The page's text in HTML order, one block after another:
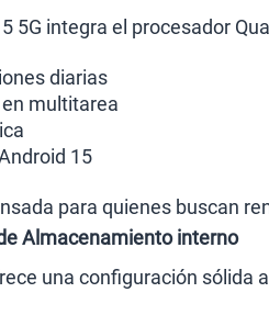
5G integra el procesador
diarias
multitarea
15
para quienes buscan
Almacenamiento interno
una configuración sólida